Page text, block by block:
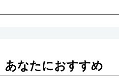
あなたにおすすめ